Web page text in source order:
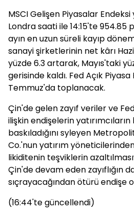
MSCI Gelişen Piyasalar
Londra saati ile 14:15'te 954.85
ayın en uzun süreli kayıp
sanayi şirketlerinin net kârı
yüzde 6.3 artarak, Mayıs'taki
gerisinde kaldı. Fed Açık
Temmuz'da toplanacak.
Çin'de gelen zayıf veriler ve
ilişkin endişelerin
baskıladığını syleyen
Co.'nun yatırım
likiditenin teşviklerin
Çin'de devam eden zayıflığın
sıçrayacağından ötürü endişe
(16:44'te güncellendi)